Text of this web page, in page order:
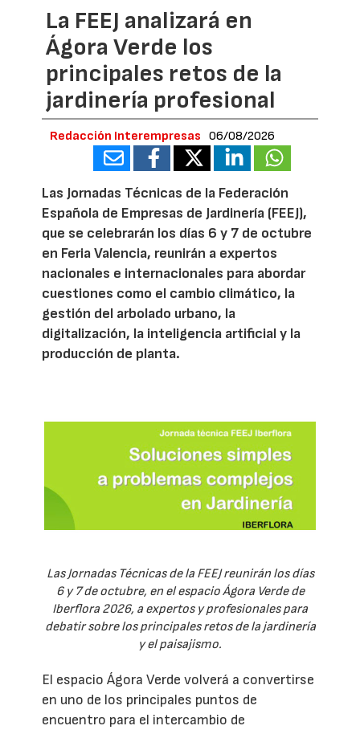
La FEEJ analizará en
Ágora Verde los
principales retos de la
jardinería profesional
Redacción Interempresas 06/08/2026
Las Jornadas Técnicas de la Federación
Española de Empresas de Jardinería (FEEJ),
que se celebrarán los días 6 y 7 de octubre
en Feria Valencia, reunirán a expertos
nacionales e internacionales para abordar
cuestiones como el cambio climático, la
gestión del arbolado urbano, la
digitalización, la inteligencia artificial y la
producción de planta.
Las Jornadas Técnicas de la FEEJ reunirán los días
6 y 7 de octubre, en el espacio Ágora Verde de
Iberflora 2026, a expertos y profesionales para
debatir sobre los principales retos de la jardinería
y el paisajismo.
El espacio Ágora Verde volverá a convertirse
en uno de los principales puntos de
encuentro para el intercambio de